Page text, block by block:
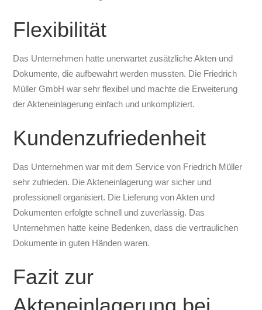
Flexibilität
Das Unternehmen hatte unerwartet zusätzliche Akten und
Dokumente, die aufbewahrt werden mussten. Die Friedrich
Müller GmbH war sehr flexibel und machte die Erweiterung
der Akteneinlagerung einfach und unkompliziert.
Kundenzufriedenheit
Das Unternehmen war mit dem Service von Friedrich Müller
sehr zufrieden. Die Akteneinlagerung war sicher und
professionell organisiert. Die Lieferung von Akten und
Dokumenten erfolgte schnell und zuverlässig. Das
Unternehmen hatte keine Bedenken, dass die vertraulichen
Dokumente in guten Händen waren.
Fazit zur